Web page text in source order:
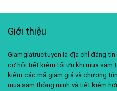
Giới thiệu
Giamgiatructuyen là địa chỉ đáng
cơ hội tiết kiệm tối ưu khi mua sắm
kiếm các mã giảm giá và chương
mua sắm thông minh và tiết kiệm